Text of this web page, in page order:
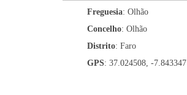
Freguesia: Olhão
Concelho: Olhão
Distrito: Faro
GPS: 37.024508, -7.843347